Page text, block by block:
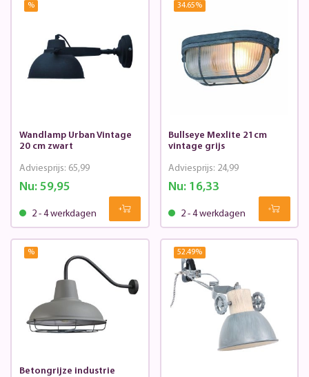
%
Wandlamp Urban Vintage
20 cm zwart
Nu:59,95
Adviesprijs: 65,99
2 - 4 werkdagen
34.65%
Bullseye Mexlite 21cm
vintage grijs
Nu: 16,33
Adviesprijs: 24,99
2 - 4 werkdagen
%
Betongrijze industrie
52.49%